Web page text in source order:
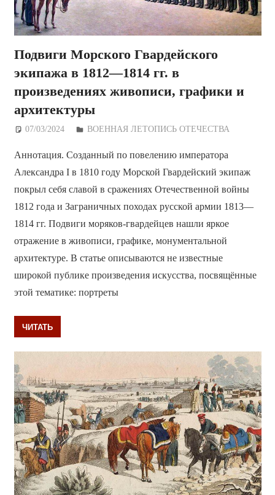
Подвиги Морского Гвардейского
экипажа в 1812—1814 гг. в
произведениях живописи, графики и
архитектуры
07/03/2024 Дежурный по Редакции
ВОЕННАЯ ЛЕТОПИСЬ ОТЕЧЕСТВА
Аннотация. Созданный по повелению императора
Александра I в 1810 году Морской Гвардейский экипаж
покрыл себя славой в сражениях Отечественной войны
1812 года и Заграничных походах русской армии 1813—
1814 гг. Подвиги моряков-гвардейцев нашли яркое
отражение в живописи, графике, монументальной
архитектуре. В статье описываются не известные
широкой публике произведения искусства, посвящённые
этой тематике: портреты
ЧИТАТЬ